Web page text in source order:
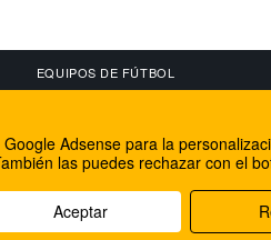
EQUIPOS DE FÚTBOL
Facebook
Twitter
Adsense para la
las puedes rechazar con el
Aceptar